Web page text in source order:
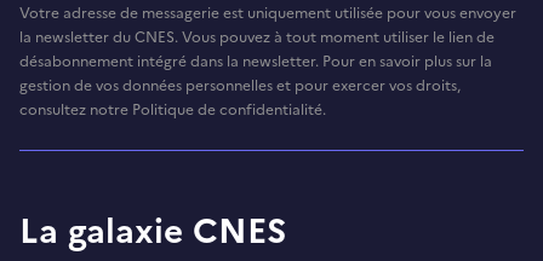
Votre adresse de messagerie est uniquement utilisée pour vous envoyer
la newsletter du CNES. Vous pouvez à tout moment utiliser le lien de
désabonnement intégré dans la newsletter. Pour en savoir plus sur la
gestion de vos données personnelles et pour exercer vos droits,
consultez notre Politique de confidentialité.
La galaxie CNES